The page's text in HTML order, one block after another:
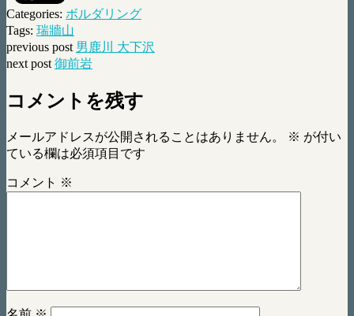
Categories: ボルダリング
Tags: 瑞牆山
previous post 男鹿川 大下沢
next post 御前岩
コメントを残す
メールアドレスが公開されることはありません。 ※ が付い
ている欄は必須項目です
コメント ※